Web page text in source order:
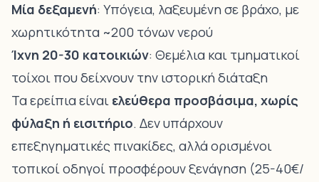
Μία δεξαμενή: Υπόγεια, λαξευμένη σε βράχο, με
χωρητικότητα ~200 τόνων νερού
Ίχνη 20-30 κατοικιών: Θεμέλια και τμηματικοί
τοίχοι που δείχνουν την ιστορική διάταξη
Τα ερείπια είναι ελεύθερα προσβάσιμα, χωρίς
φύλαξη ή εισιτήριο. Δεν υπάρχουν
επεξηγηματικές πινακίδες, αλλά ορισμένοι
τοπικοί οδηγοί προσφέρουν ξενάγηση (25-40€/